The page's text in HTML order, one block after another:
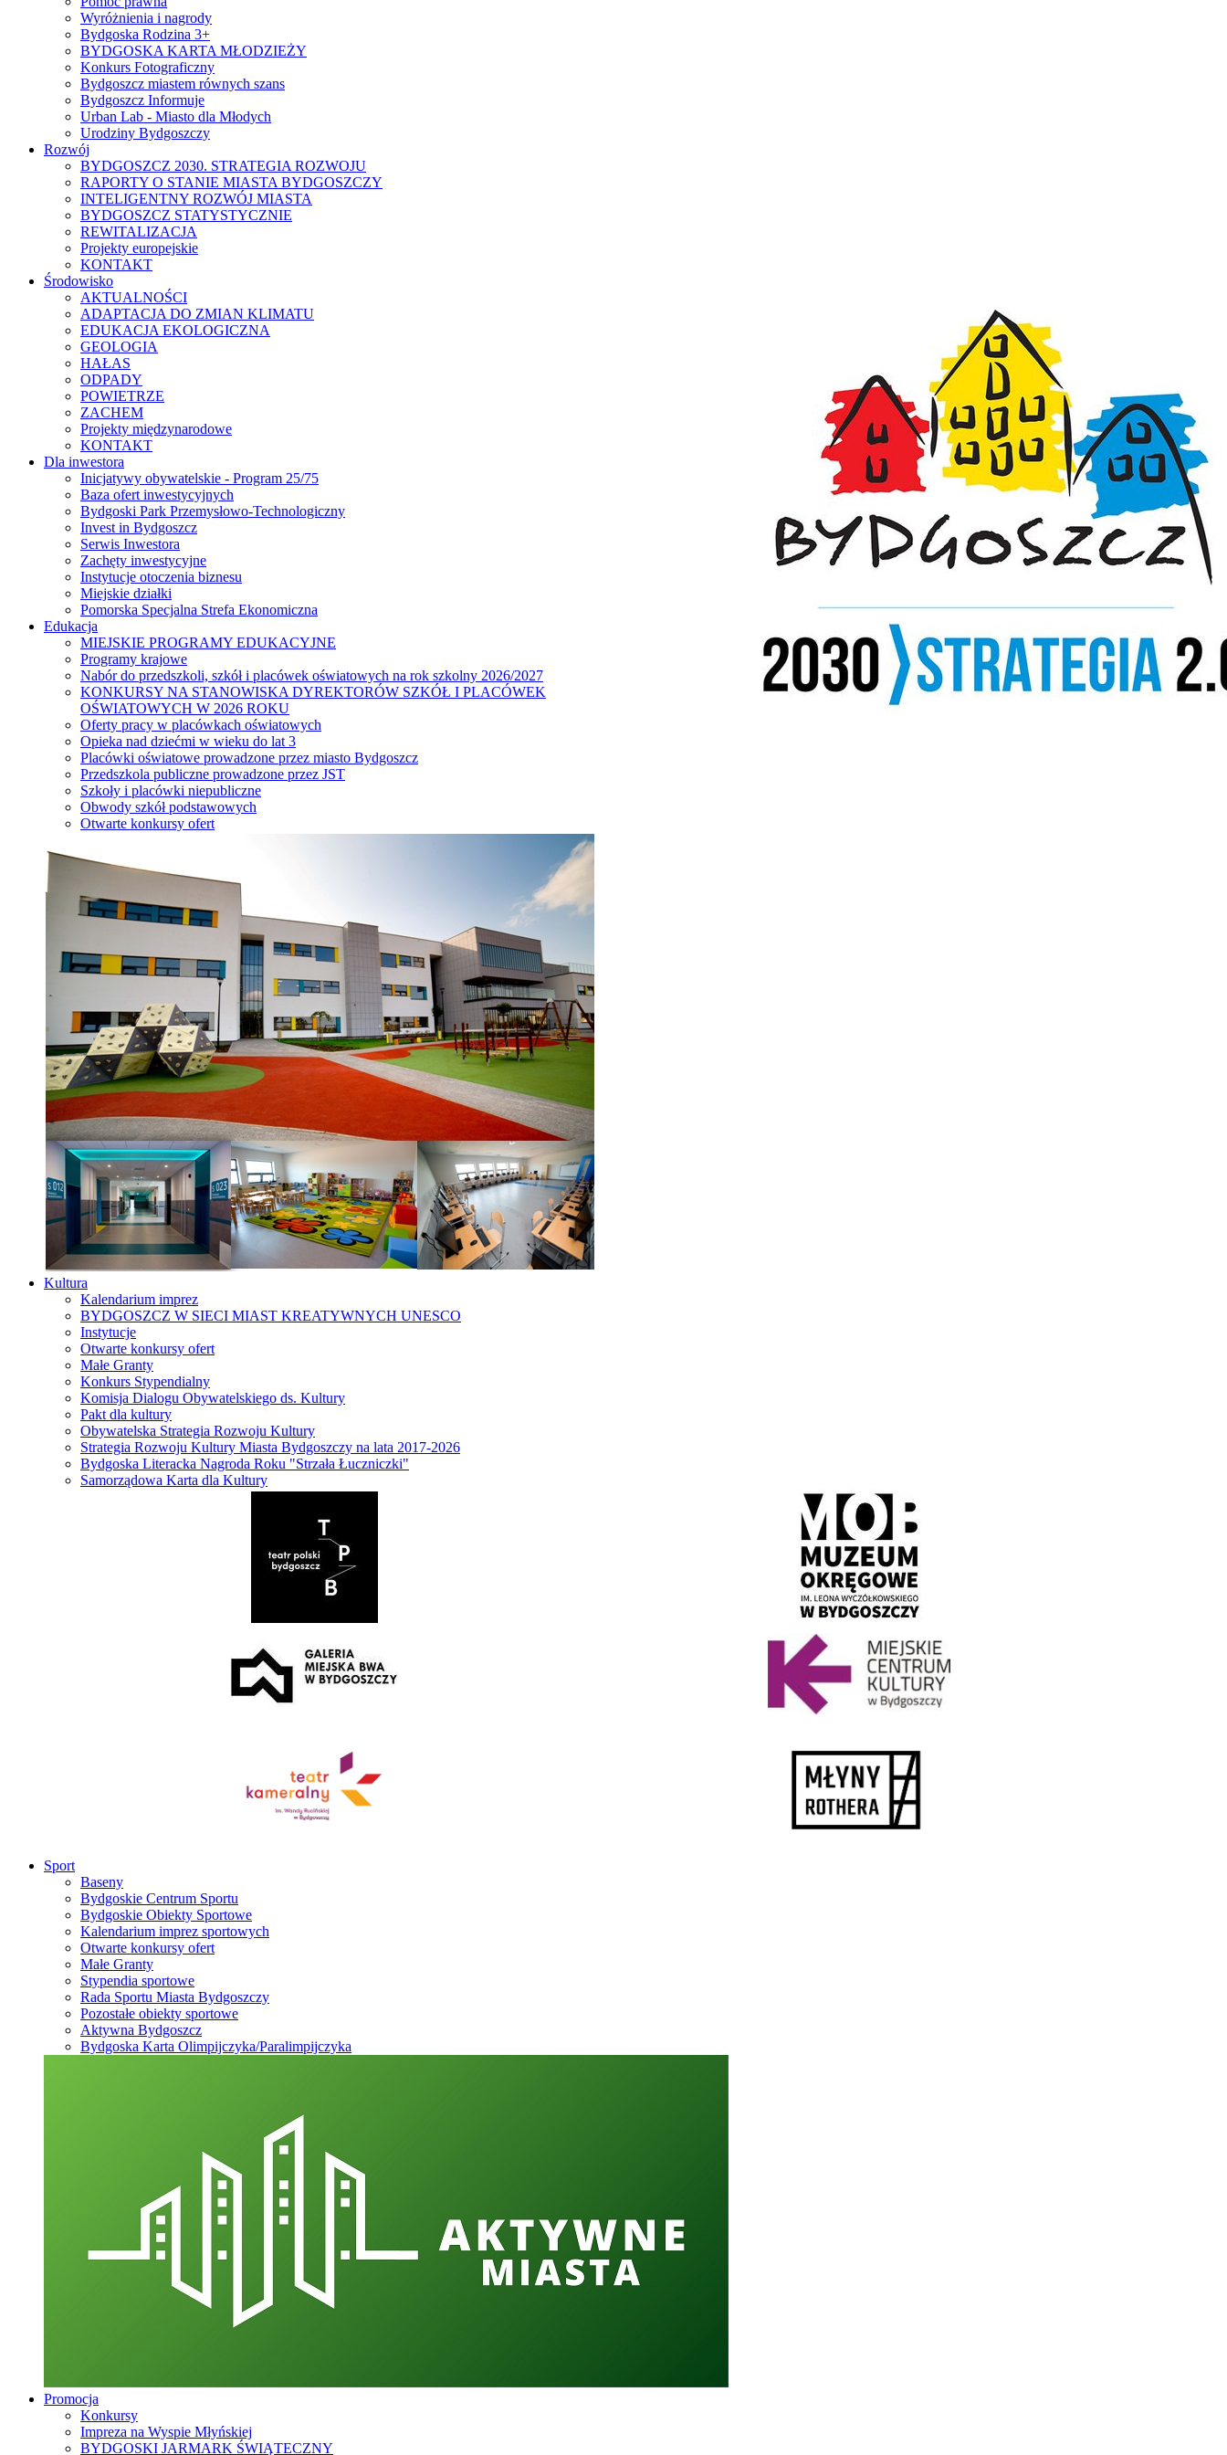
Wyróżnienia i nagrody
Bydgoska Rodzina 3+
BYDGOSKA KARTA MŁODZIEŻY
Konkurs Fotograficzny
Bydgoszcz miastem równych szans
Bydgoszcz Informuje
Urban Lab - Miasto dla Młodych
Urodziny Bydgoszczy
Rozwój
BYDGOSZCZ 2030. STRATEGIA ROZWOJU
RAPORTY O STANIE MIASTA BYDGOSZCZY
INTELIGENTNY ROZWÓJ MIASTA
BYDGOSZCZ STATYSTYCZNIE
REWITALIZACJA
Projekty europejskie
KONTAKT
Środowisko
AKTUALNOŚCI
ADAPTACJA DO ZMIAN KLIMATU
EDUKACJA EKOLOGICZNA
GEOLOGIA
HAŁAS
ODPADY
POWIETRZE
ZACHEM
Projekty międzynarodowe
KONTAKT
Dla inwestora
Inicjatywy obywatelskie - Program 25/75
Baza ofert inwestycyjnych
Bydgoski Park Przemysłowo-Technologiczny
Invest in Bydgoszcz
Serwis Inwestora
Zachęty inwestycyjne
Instytucje otoczenia biznesu
Miejskie działki
Pomorska Specjalna Strefa Ekonomiczna
Edukacja
MIEJSKIE PROGRAMY EDUKACYJNE
Programy krajowe
Nabór do przedszkoli, szkół i placówek oświatowych na rok szkolny 2026/2027
KONKURSY NA STANOWISKA DYREKTORÓW SZKÓŁ I PLACÓWEK
OŚWIATOWYCH W 2026 ROKU
Oferty pracy w placówkach oświatowych
Opieka nad dziećmi w wieku do lat 3
Placówki oświatowe prowadzone przez miasto Bydgoszcz
Przedszkola publiczne prowadzone przez JST
Szkoły i placówki niepubliczne
Obwody szkół podstawowych
Otwarte konkursy ofert
Kultura
Kalendarium imprez
BYDGOSZCZ W SIECI MIAST KREATYWNYCH UNESCO
Instytucje
Otwarte konkursy ofert
Małe Granty
Konkurs Stypendialny
Komisja Dialogu Obywatelskiego ds. Kultury
Pakt dla kultury
Obywatelska Strategia Rozwoju Kultury
Strategia Rozwoju Kultury Miasta Bydgoszczy na lata 2017-2026
Bydgoska Literacka Nagroda Roku "Strzała Łuczniczki"
Samorządowa Karta dla Kultury
Sport
Baseny
Bydgoskie Centrum Sportu
Bydgoskie Obiekty Sportowe
Kalendarium imprez sportowych
Otwarte konkursy ofert
Małe Granty
Stypendia sportowe
Rada Sportu Miasta Bydgoszczy
Pozostałe obiekty sportowe
Aktywna Bydgoszcz
Bydgoska Karta Olimpijczyka/Paralimpijczyka
Promocja
Konkursy
Impreza na Wyspie Młyńskiej
BYDGOSKI JARMARK ŚWIĄTECZNY